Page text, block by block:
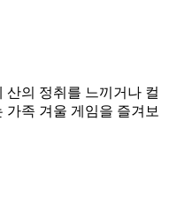
산의 정취를 느끼거나 컬
가족 겨울 게임을 즐겨보